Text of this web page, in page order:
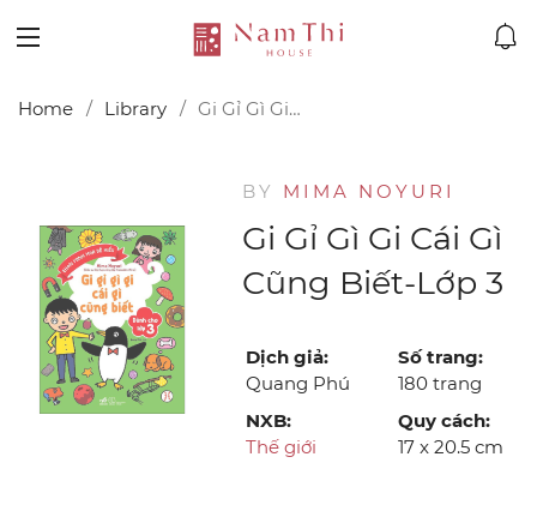
Home Library Gi Gỉ Gì Gi Cái Gì Cũng Biết-Lớp 3
BY MIMA NOYURI
Gi Gỉ Gì Gi Cái Gì
Cũng Biết-Lớp 3
Dịch giả:
Quang Phú
Số trang:
180 trang
NXB:
Thế giới
Quy cách:
17 x 20.5 cm